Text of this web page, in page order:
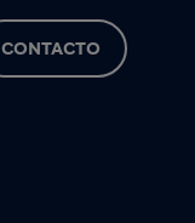
CONTACTO